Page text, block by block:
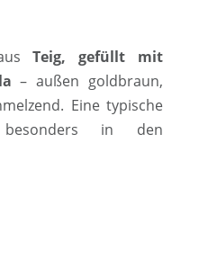
Teig, gefüllt mit
– außen goldbraun,
Eine typische
besonders in den